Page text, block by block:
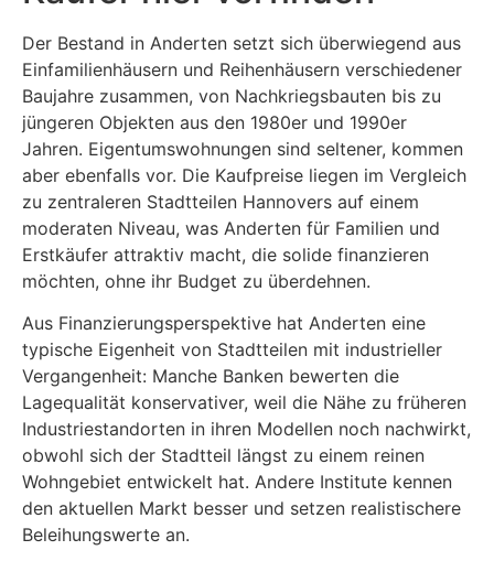
Der Bestand in Anderten setzt sich überwiegend aus
Einfamilienhäusern und Reihenhäusern verschiedener
Baujahre zusammen, von Nachkriegsbauten bis zu
jüngeren Objekten aus den 1980er und 1990er
Jahren. Eigentumswohnungen sind seltener, kommen
aber ebenfalls vor. Die Kaufpreise liegen im Vergleich
zu zentraleren Stadtteilen Hannovers auf einem
moderaten Niveau, was Anderten für Familien und
Erstkäufer attraktiv macht, die solide finanzieren
möchten, ohne ihr Budget zu überdehnen.
Aus Finanzierungsperspektive hat Anderten eine
typische Eigenheit von Stadtteilen mit industrieller
Vergangenheit: Manche Banken bewerten die
Lagequalität konservativer, weil die Nähe zu früheren
Industriestandorten in ihren Modellen noch nachwirkt,
obwohl sich der Stadtteil längst zu einem reinen
Wohngebiet entwickelt hat. Andere Institute kennen
den aktuellen Markt besser und setzen realistischere
Beleihungswerte an.